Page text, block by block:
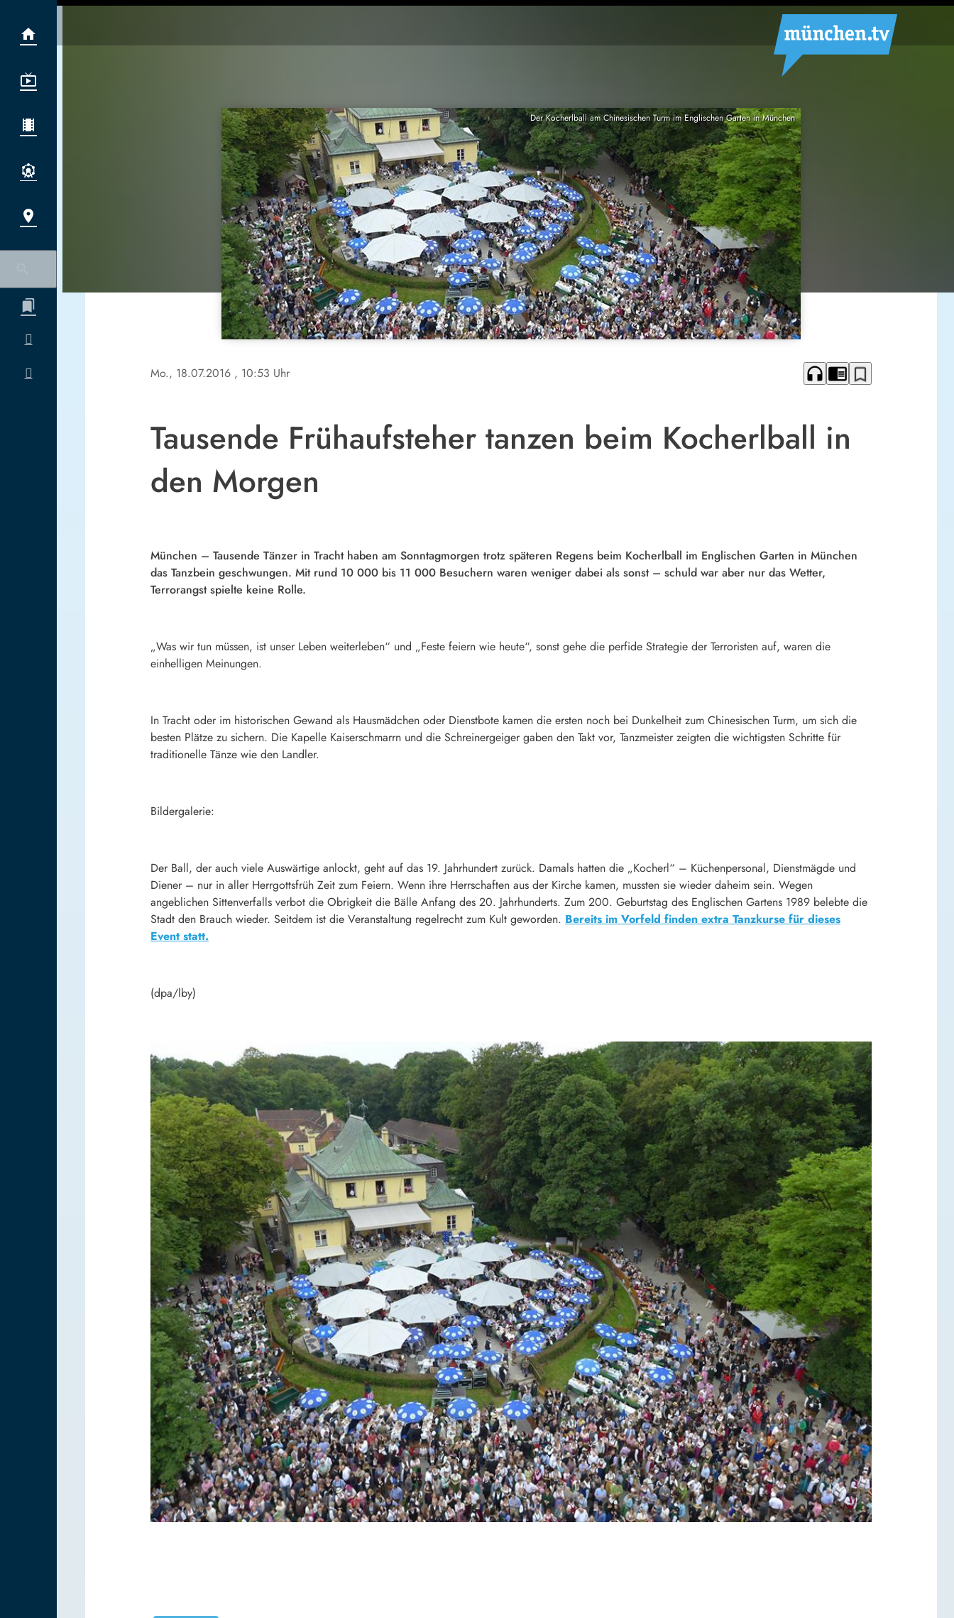
Der Kocherlball am Chinesischen Turm im Englischen Garten in München
Mo., 18.07.2016 , 10:53 Uhr headphones chrome_reader_mode bookmark_border
Tausende Frühaufsteher tanzen beim Kocherlball in
den Morgen
München – Tausende Tänzer in Tracht haben am Sonntagmorgen trotz späteren Regens beim Kocherlball im Englischen Garten in München
das Tanzbein geschwungen. Mit rund 10 000 bis 11 000 Besuchern waren weniger dabei als sonst – schuld war aber nur das Wetter,
Terrorangst spielte keine Rolle.
„Was wir tun müssen, ist unser Leben weiterleben“ und „Feste feiern wie heute“, sonst gehe die perfide Strategie der Terroristen auf, waren die
einhelligen Meinungen.
In Tracht oder im historischen Gewand als Hausmädchen oder Dienstbote kamen die ersten noch bei Dunkelheit zum Chinesischen Turm, um sich die
besten Plätze zu sichern. Die Kapelle Kaiserschmarrn und die Schreinergeiger gaben den Takt vor, Tanzmeister zeigten die wichtigsten Schritte für
traditionelle Tänze wie den Landler.
Bildergalerie:
Der Ball, der auch viele Auswärtige anlockt, geht auf das 19. Jahrhundert zurück. Damals hatten die „Kocherl“ – Küchenpersonal, Dienstmägde und
Diener – nur in aller Herrgottsfrüh Zeit zum Feiern. Wenn ihre Herrschaften aus der Kirche kamen, mussten sie wieder daheim sein. Wegen
angeblichen Sittenverfalls verbot die Obrigkeit die Bälle Anfang des 20. Jahrhunderts. Zum 200. Geburtstag des Englischen Gartens 1989 belebte die
Stadt den Brauch wieder. Seitdem ist die Veranstaltung regelrecht zum Kult geworden. Bereits im Vorfeld finden extra Tanzkurse für dieses
Event statt.
(dpa/lby)